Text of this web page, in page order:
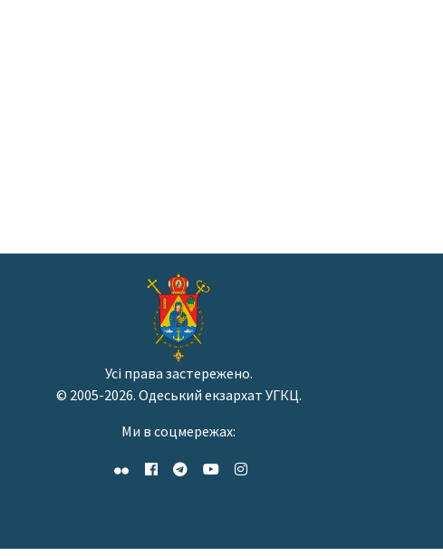
Усі права застережено.
© 2005-2026. Одеський екзархат УГКЦ.
Ми в соцмережах: